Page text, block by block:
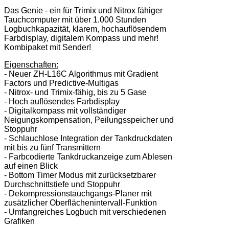
Das Genie - ein für Trimix und Nitrox fähiger
Tauchcomputer mit über 1.000 Stunden
Logbuchkapazität, klarem, hochauflösendem
Farbdisplay, digitalem Kompass und mehr!
Kombipaket mit Sender!
Eigenschaften:
- Neuer ZH-L16C Algorithmus mit Gradient
Factors und Predictive-Multigas
- Nitrox- und Trimix-fähig, bis zu 5 Gase
- Hoch auflösendes Farbdisplay
- Digitalkompass mit vollständiger
Neigungskompensation, Peilungsspeicher und
Stoppuhr
- Schlauchlose Integration der Tankdruckdaten
mit bis zu fünf Transmittern
- Farbcodierte Tankdruckanzeige zum Ablesen
auf einen Blick
- Bottom Timer Modus mit zurücksetzbarer
Durchschnittstiefe und Stoppuhr
- Dekompressionstauchgangs-Planer mit
zusätzlicher Oberflächenintervall-Funktion
- Umfangreiches Logbuch mit verschiedenen
Grafiken